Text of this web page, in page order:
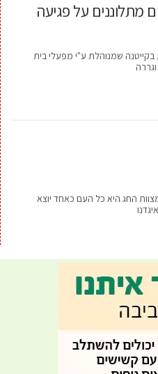
מתלוננים על פגיעה
שמנוהלת ע"י מפעלי בית
החג היא כל העם כאחד יוצא